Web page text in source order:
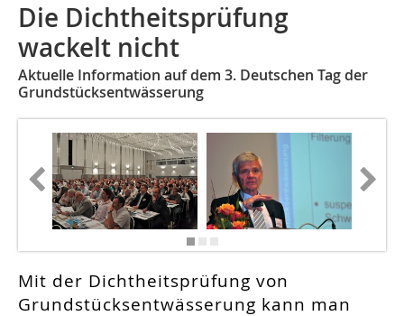
Die Dichtheitsprüfung
wackelt nicht
Aktuelle Information auf dem 3. Deutschen Tag der
Grundstücksentwässerung
Mit der Dichtheitsprüfung von
Grundstücksentwässerung kann man